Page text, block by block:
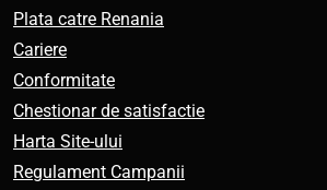
Plata catre Renania
Cariere
Conformitate
Chestionar de satisfactie
Harta Site-ului
Regulament Campanii